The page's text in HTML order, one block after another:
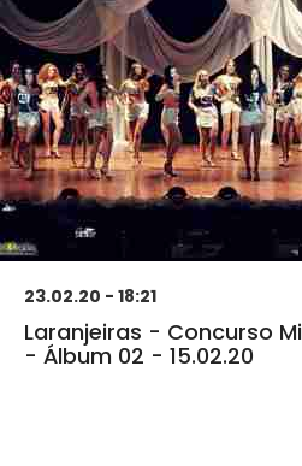
23.02.20 - 18:21
Laranjeiras - Concurso
- Álbum 02 - 15.02.20